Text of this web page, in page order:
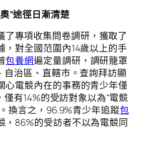
”途徑日漸清楚
了專項收集問卷調研，獲取了
，對全國范圍內14歲以上的手
包養網遍定量調研，調研籠罩
自治區、直轄市。查詢拜訪顯
心電競內在的事務的青少年僅
僅有14%的受訪對象以為“電競
換言之，96.9%青少年追蹤包
，86%的受訪者不以為電競同